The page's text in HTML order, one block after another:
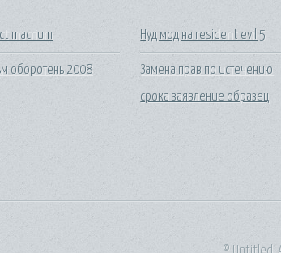
macrium
оборотень 2008
Нуд мод на resident evil 5
Замена прав по истечению
срока заявление образец